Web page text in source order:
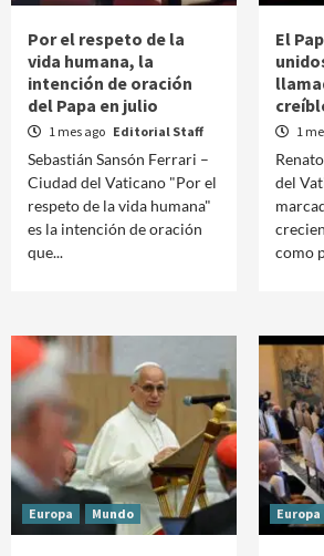
Por el respeto de la
vida humana, la
intención de oración
del Papa en julio
1 mes ago Editorial Staff
Sebastián Sansón Ferrari –
Ciudad del Vaticano "Por el
respeto de la vida humana"
es la intención de oración
que...
El
1
del
como
Europa Mundo Europa